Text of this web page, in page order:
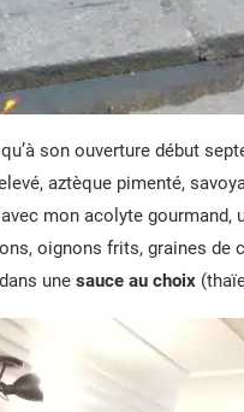
son ouverture début
aztèque pimenté,
mon acolyte gourmand,
oignons frits, graines
une sauce au choix